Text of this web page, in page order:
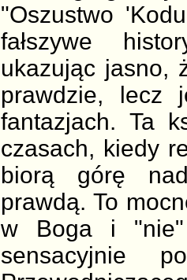
"Oszustwo
fałszywe
ukazując jasno,
prawdzie, lecz
fantazjach. Ta
czasach, kiedy
biorą górę
prawdą. To
w Boga i "nie"
sensacyjnie